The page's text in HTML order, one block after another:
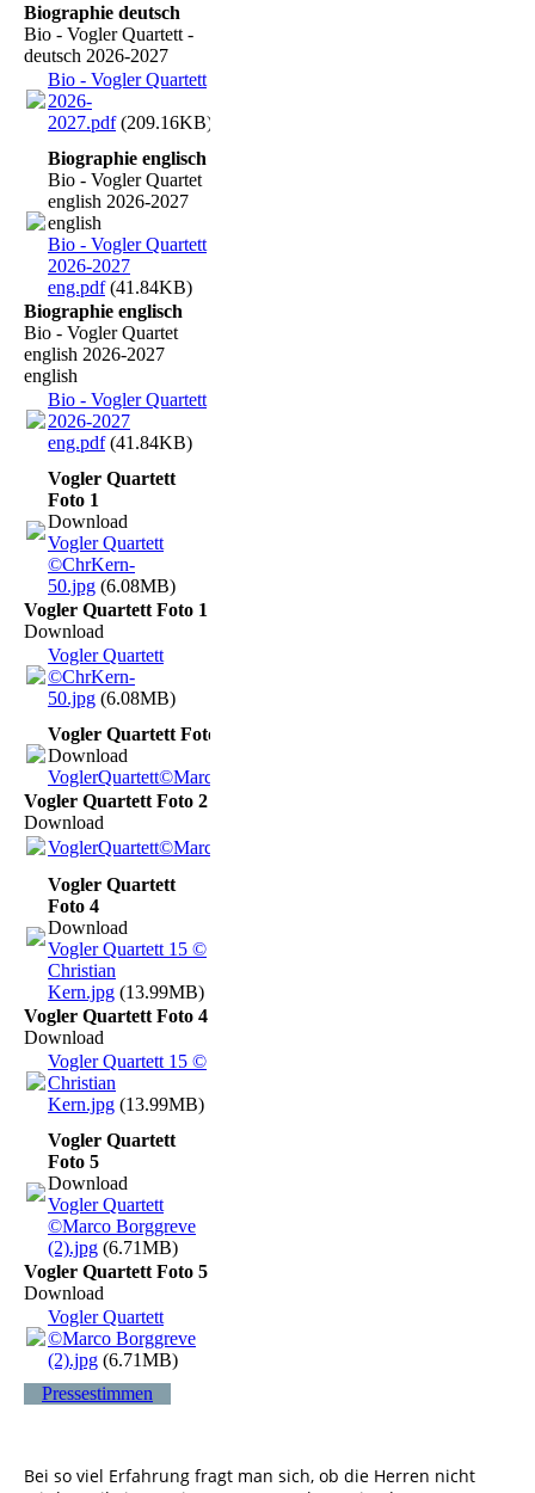
Biographie deutsch
Bio - Vogler Quartett -
deutsch 2026-2027
Bio - Vogler Quartett
2026-
2027.pdf(209.16KB)
Biographie englisch
Bio - Vogler Quartet
english 2026-2027
english
Bio - Vogler Quartett
2026-2027
eng.pdf(41.84KB)
Biographie englisch
Bio - Vogler Quartet
english 2026-2027
english
Bio - Vogler Quartett
2026-2027
eng.pdf(41.84KB)
Vogler Quartett
Foto 1
Download
Vogler Quartett
©ChrKern-
50.jpg (6.08MB)
Vogler Quartett Foto 1
Download
Vogler Quartett
©ChrKern-
50.jpg (6.08MB)
Vogler Quartett Foto 2
Download
VoglerQuartett©MarcoBorggreve.jpg
Vogler Quartett Foto 2
Download
VoglerQuartett©MarcoBorggreve.jpg
Vogler Quartett
Foto 4
Download
Vogler Quartett 15 ©
Christian
Kern.jpg (13.99MB)
Vogler Quartett Foto 4
Download
Vogler Quartett 15 ©
Christian
Kern.jpg (13.99MB)
Vogler Quartett
Foto 5
Download
Vogler Quartett
©Marco Borggreve
(2).jpg (6.71MB)
Vogler Quartett Foto 5
Download
Vogler Quartett
©Marco Borggreve
(2).jpg (6.71MB)
Pressestimmen
Bei so viel Erfahrung fragt man sich, ob die Herren nicht